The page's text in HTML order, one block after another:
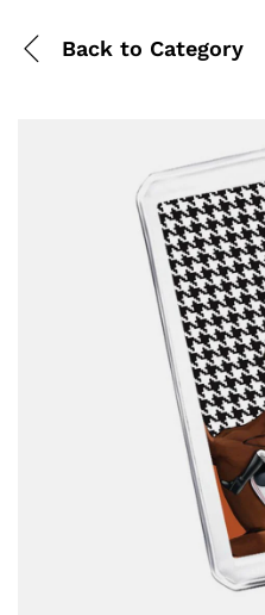
Back to Category